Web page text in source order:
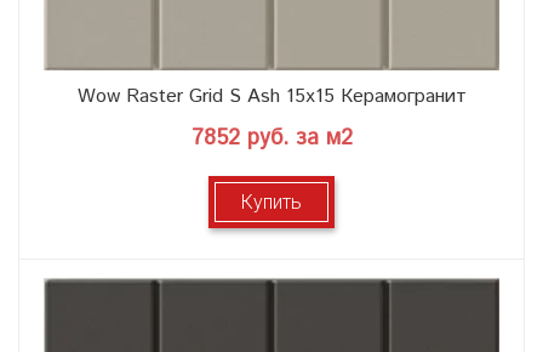
Wow Raster Grid S Ash 15x15 Керамогранит
7852 руб. за м2
Купить